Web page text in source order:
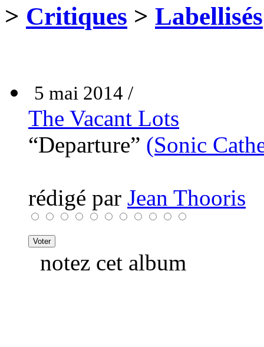
> Critiques > Labellisés
5 mai 2014 /
The Vacant Lots
“Departure” (Sonic
rédigé par Jean Thooris
notez cet album